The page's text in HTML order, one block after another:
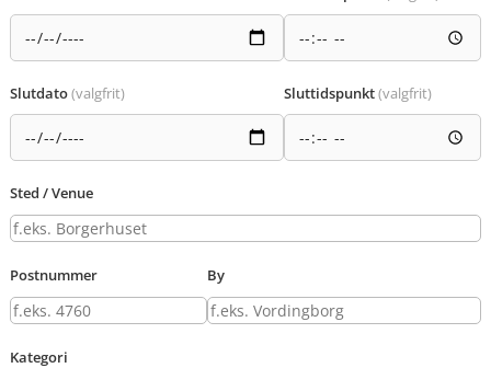
Slutdato(valgfrit) Sluttidspunkt(valgfrit)
Sted / Venue
Postnummer By
Kategori